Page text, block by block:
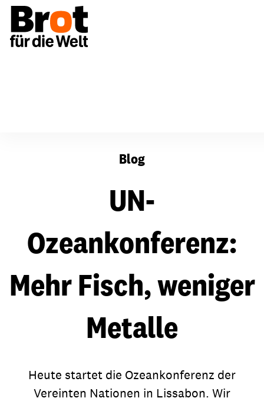
Blog
UN-
Ozeankonferenz:
Mehr Fisch, weniger
Metalle
Heute startet die Ozeankonferenz der
Vereinten Nationen in Lissabon. Wir